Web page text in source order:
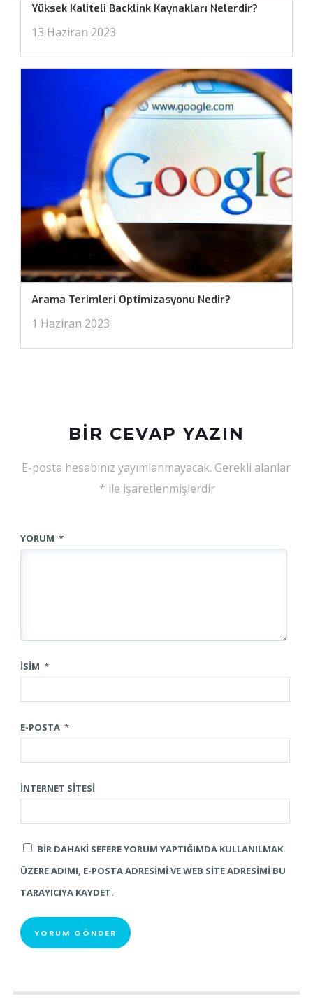
Yüksek Kaliteli Backlink Kaynakları Nelerdir?
13 Haziran 2023
Arama Terimleri Optimizasyonu Nedir?
1 Haziran 2023
BIR CEVAP YAZIN
E-posta hesabınız yayımlanmayacak. Gerekli alanlar
* ile işaretlenmişlerdir
YORUM *
İSIM *
E-POSTA *
İNTERNET SITESI
BIR DAHAKI SEFERE YORUM YAPTIĞIMDA KULLANILMAK
ÜZERE ADIMI, E-POSTA ADRESIMI VE WEB SITE ADRESIMI BU
TARAYICIYA KAYDET.